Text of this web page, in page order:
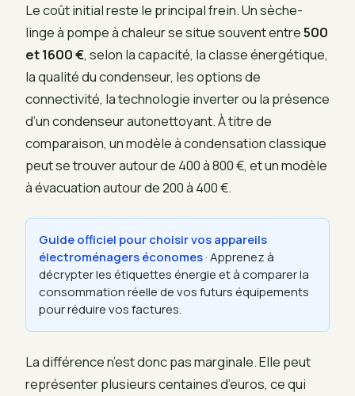
Le coût initial reste le principal frein. Un sèche-
linge à pompe à chaleur se situe souvent entre500
et 1600 €, selon la capacité, la classe énergétique,
la qualité du condenseur, les options de
connectivité, la technologie inverter ou la présence
d’un condenseur autonettoyant. À titre de
comparaison, un modèle à condensation classique
peut se trouver autour de 400 à 800 €, et un modèle
à évacuation autour de 200 à 400 €.
Guide officiel pour choisir vos appareils
électroménagers économes· Apprenez à
décrypter les étiquettes énergie et à comparer la
consommation réelle de vos futurs équipements
pour réduire vos factures.
La différence n’est donc pas marginale. Elle peut
représenter plusieurs centaines d’euros, ce qui